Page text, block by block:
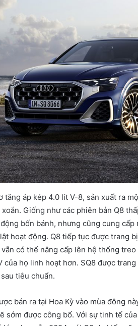
tăng áp kép 4.0 lít V-8, sản xuất ra
Giống như các phiên bản Q8
bốn bánh, nhưng cũng cung
hoạt động. Q8 tiếp tục được trang
có thể nâng cấp lên hệ thống
của họ linh hoạt hơn. SQ8 được
tiêu chuẩn.
bán ra tại Hoa Kỳ vào mùa đông
sớm được công bố. Với sự tinh tế